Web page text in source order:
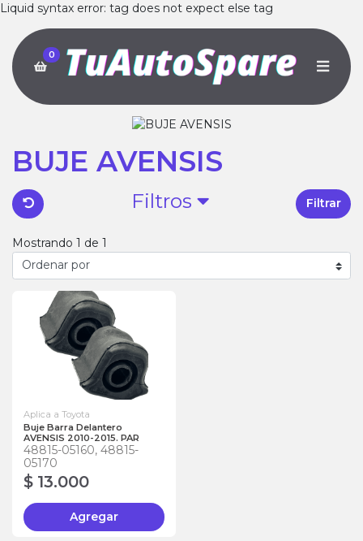
Liquid syntax error: tag does not expect else tag
0
BUJE AVENSIS
Filtros Filtrar
Mostrando 1 de 1
Aplica a Toyota
Buje Barra Delantero
AVENSIS 2010-2015. PAR
48815-05160, 48815-
05170
$ 13.000
Agregar